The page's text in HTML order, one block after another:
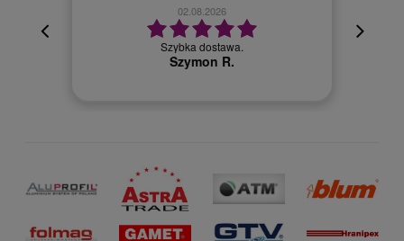
02.08.2026
Szybka dostawa.
Szymon R.